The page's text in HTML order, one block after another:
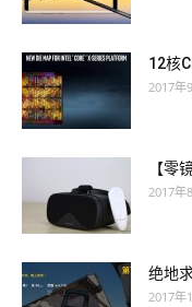
12核
2017年
【零
2017年
绝地
2017年